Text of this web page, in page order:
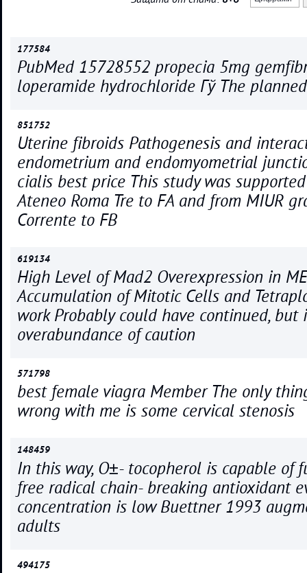
177584
PubMed 15728552 propecia 5mg
loperamide hydrochloride Гў The
851752
Uterine fibroids Pathogenesis and
endometrium and endomyometrial
cialis best price This study was
Ateneo Roma Tre to FA and from MIUR
Corrente to FB
619134
High Level of Mad2 Overexpression in
Accumulation of Mitotic Cells and
work Probably could have continued, but
overabundance of caution
571798
best female viagra Member The only
wrong with me is some cervical stenosis
148459
In this way, О±- tocopherol is capable of
free radical chain- breaking antioxidant
concentration is low Buettner 1993
adults
494175